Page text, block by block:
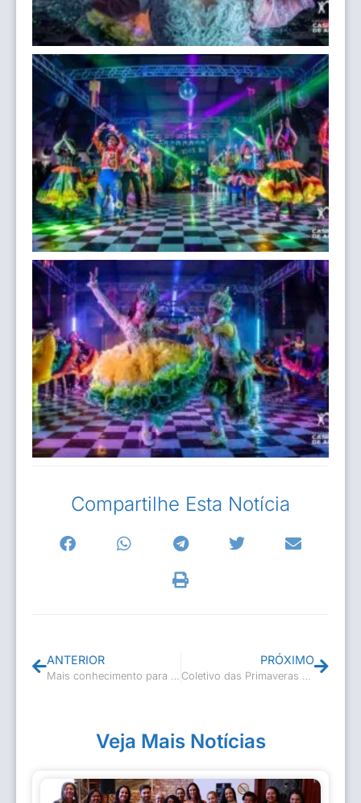
Compartilhe Esta Notícia
ANTERIOR
Mais conhecimento para melhorar o ensino
PRÓXIMO
Coletivo das Primaveras recebe certificado da FUNARJ
Veja Mais Notícias